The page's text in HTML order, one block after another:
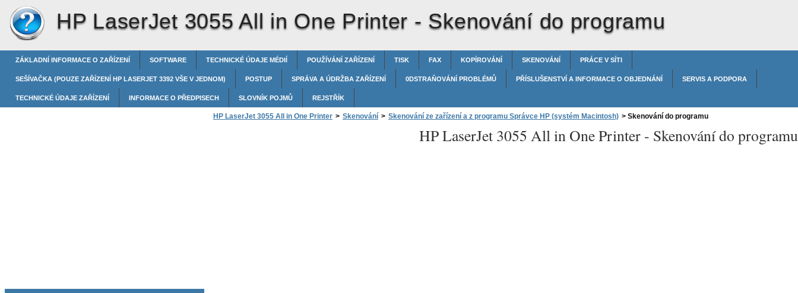
HP LaserJet 3055 All in One Printer - Skenování do programu
ZÁKLADNÍ INFORMACE O ZAŘÍZENÍ SOFTWARE TECHNICKÉ ÚDAJE MÉDIÍ POUŽÍVÁNÍ ZAŘÍZENÍ TISK FAX KOPÍROVÁNÍ SKENOVÁNÍ PRÁCE V SÍTI
SEŠÍVAČKA (POUZE ZAŘÍZENÍ HP LASERJET 3392 VŠE V JEDNOM) POSTUP SPRÁVA A ÚDRŽBA ZAŘÍZENÍ 0DSTRAŇOVÁNÍ PROBLÉMŮ PŘÍSLUŠENSTVÍ A INFORMACE O OBJEDNÁNÍ SERVIS A PODPORA
TECHNICKÉ ÚDAJE ZAŘÍZENÍ INFORMACE O PŘEDPISECH SLOVNÍK POJMŮ REJSTŘÍK
HP LaserJet 3055 All in One Printer > Skenování > Skenování ze zařízení a z programu Správce HP (systém Macintosh) > Skenování do programu
HP LaserJet 3055 All in One Printer - Skenování do programu